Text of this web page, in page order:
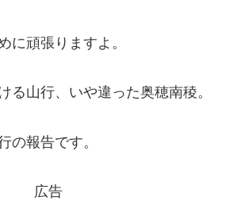
に頑張りますよ。
る山行、いや違った奥穂南稜。
の報告です。
広告